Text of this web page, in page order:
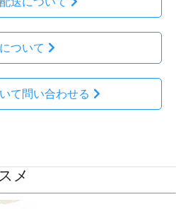
ついて
て問い合わせる
メ